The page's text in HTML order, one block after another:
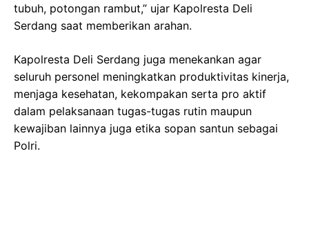
tubuh, potongan rambut,” ujar Kapolresta Deli
Serdang saat memberikan arahan.
Kapolresta Deli Serdang juga menekankan agar
seluruh personel meningkatkan produktivitas kinerja,
menjaga kesehatan, kekompakan serta pro aktif
dalam pelaksanaan tugas-tugas rutin maupun
kewajiban lainnya juga etika sopan santun sebagai
Polri.